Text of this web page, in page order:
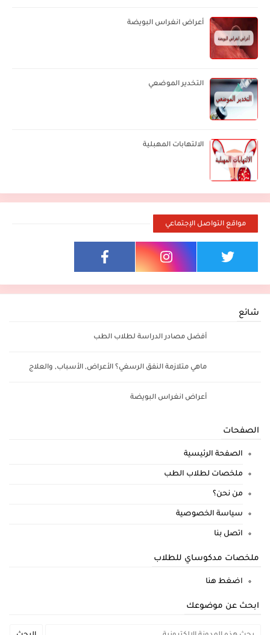
أعراض انغراس البويضة
التخدير الموضعي
الالتهابات المهبلية
مواقع التواصل الإجتماعي
شائع
أفضل مصادر الدراسة لطلاب الطب
ماهي متلازمة النفق الرسغي؟ الأعراض, الأسباب, والعلاج
أعراض انغراس البويضة
الصفحات
الصفحة الرئيسية
ملخصات لطلاب الطب
من نحن؟
سياسة الخصوصية
اتصل بنا
ملخصات مدكوساي للطلاب
اضغط هنا
ابحث عن موضوعك